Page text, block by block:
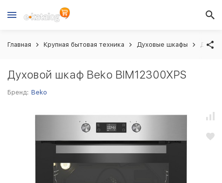
Главная Крупная бытовая техника Духовые шкафы
Духовой шкаф Beko BIM12300XPS
Бренд: Beko